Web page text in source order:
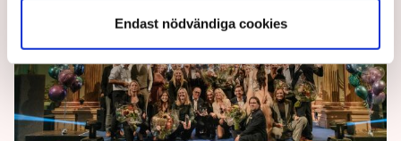
Endast nödvändiga cookies